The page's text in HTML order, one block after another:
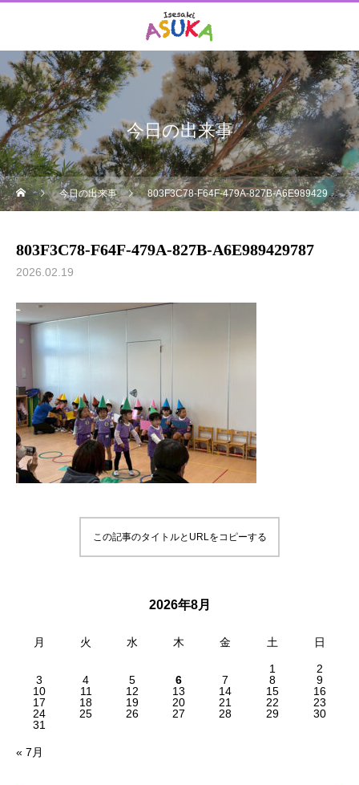
今日の出来事
今日の出来事 803F3C78-F64F-479A-827B-A6E989429787
803F3C78-F64F-479A-827B-A6E989429787
2026.02.19
この記事のタイトルとURLをコピーする
2026年8月
月 火 水 木 金 土 日
1
2
3
4 5 6 7 8
9
10
11 12 13 14 15
16
17
18 19 20 21 22
23
24
25 26 27 28 29
30
31
« 7月